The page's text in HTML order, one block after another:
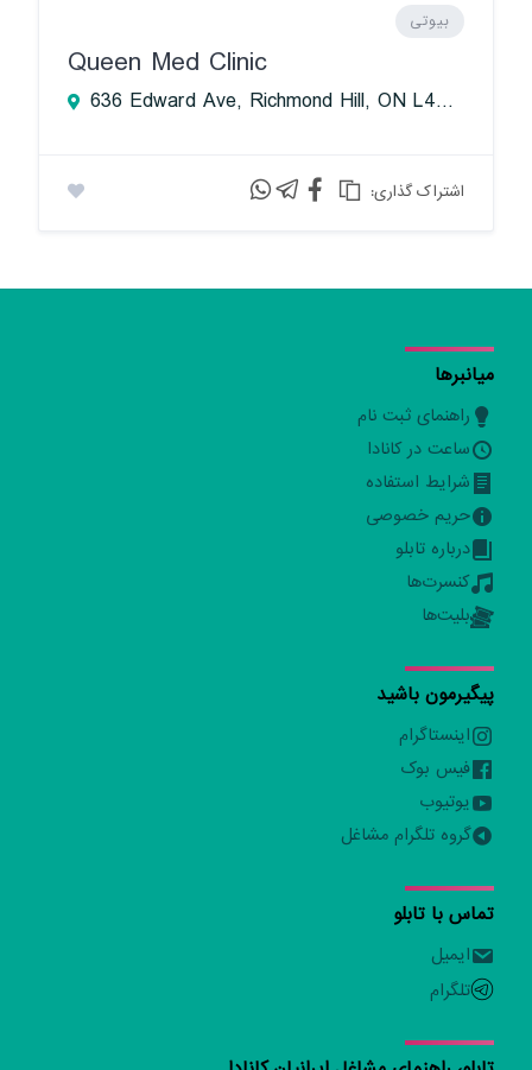
بیوتی
Queen Med Clinic
636 Edward Ave, Richmond Hill, ON L4C 0S1, Canada
:اشتراک گذاری
میانبرها
راهنمای ثبت نام
ساعت در کانادا
شرایط استفاده
حریم خصوصی
درباره تابلو
کنسرت‌ها
بلیت‌ها
پیگیرمون باشید
اینستاگرام
فیس بوک
یوتیوب
گروه تلگرام مشاغل
تماس با تابلو
ایمیل
تلگرام